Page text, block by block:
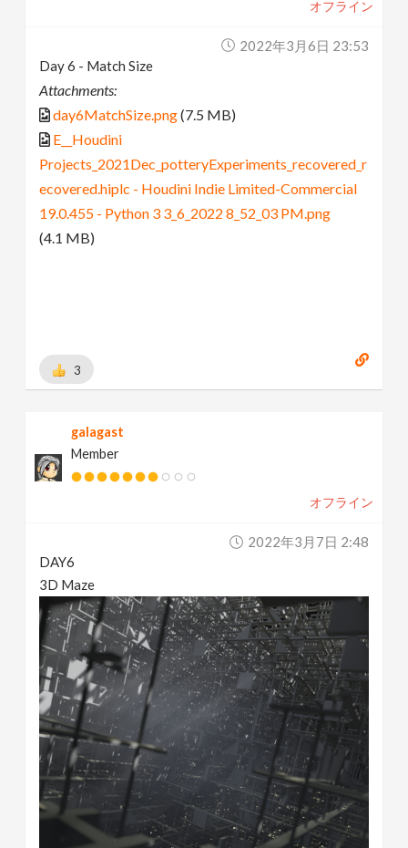
オフライン
2022年3月6日 23:53
Day 6 - Match Size
Attachments:
day6MatchSize.png(7.5 MB)
E__Houdini
Projects_2021Dec_potteryExperiments_recovered_r
ecovered.hiplc - Houdini Indie Limited-Commercial
19.0.455 - Python 3 3_6_2022 8_52_03 PM.png
(4.1 MB)
3
galagast
Member
オフライン
2022年3月7日 2:48
DAY6
3D Maze